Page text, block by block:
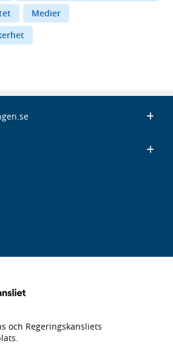
Medier
och Regeringskansliets